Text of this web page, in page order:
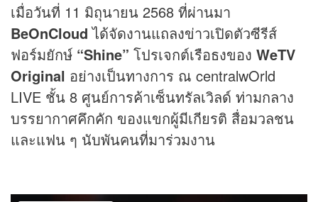
เมื่อวันที่ 11 มิถุนายน 2568 ที่ผ่านมา
BeOnCloudได้จัดงานแถลงข่าวเปิดตัวซีรีส์
ฟอร์มยักษ์ “Shine” โปรเจกต์เรือธงของ WeTV
Original อย่างเป็นทางการ ณ centralwOrld
LIVE ชั้น 8 ศูนย์การค้าเซ็นทรัลเวิลด์ ท่ามกลาง
บรรยากาศคึกคัก ของแขกผู้มีเกียรติ สื่อมวลชน
และแฟน ๆ นับพันคนที่มาร่วมงาน